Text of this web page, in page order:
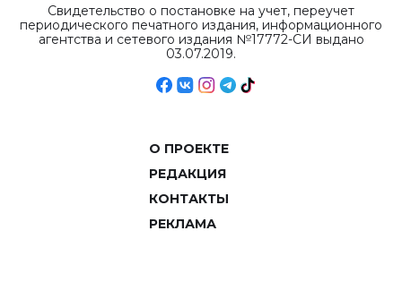
Свидетельство о постановке на учет, переучет
периодического печатного издания, информационного
агентства и сетевого издания №17772-СИ выдано
03.07.2019.
О ПРОЕКТЕ
РЕДАКЦИЯ
КОНТАКТЫ
РЕКЛАМА